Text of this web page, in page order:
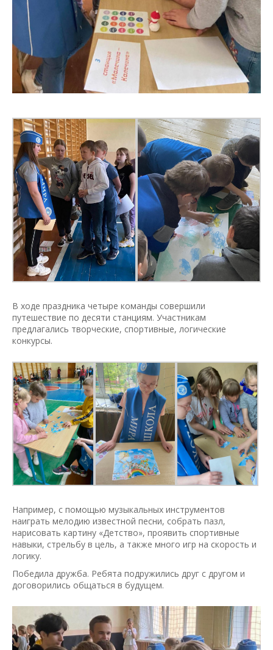
В ходе праздника четыре команды совершили
путешествие по десяти станциям. Участникам
предлагались творческие, спортивные, логические
конкурсы.
Например, с помощью музыкальных инструментов
наиграть мелодию известной песни, собрать пазл,
нарисовать картину «Детство», проявить спортивные
навыки, стрельбу в цель, а также много игр на скорость и
логику.
Победила дружба. Ребята подружились друг с другом и
договорились общаться в будущем.